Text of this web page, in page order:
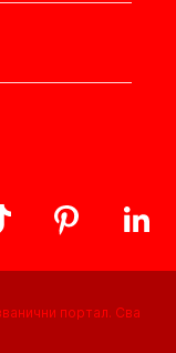
портал. Сва